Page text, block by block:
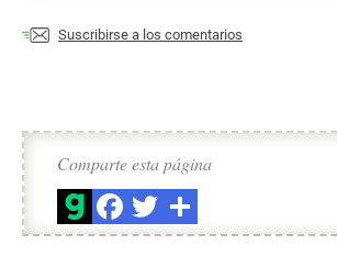
Suscribirse a los comentarios
Comparte esta página